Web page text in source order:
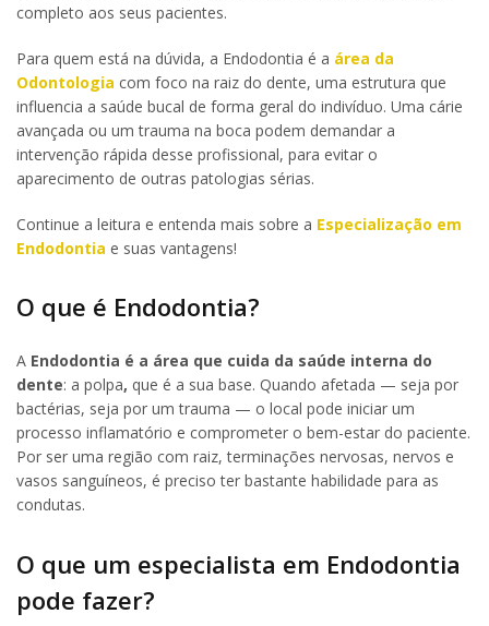
completo aos seus pacientes.
Para quem está na dúvida, a Endodontia é a área da
Odontologia com foco na raiz do dente, uma estrutura que
influencia a saúde bucal de forma geral do indivíduo. Uma cárie
avançada ou um trauma na boca podem demandar a
intervenção rápida desse profissional, para evitar o
aparecimento de outras patologias sérias.
Continue a leitura e entenda mais sobre a Especialização em
Endodontia e suas vantagens!
O que é Endodontia?
A Endodontia é a área que cuida da saúde interna do
dente: a polpa, que é a sua base. Quando afetada — seja por
bactérias, seja por um trauma — o local pode iniciar um
processo inflamatório e comprometer o bem-estar do paciente.
Por ser uma região com raiz, terminações nervosas, nervos e
vasos sanguíneos, é preciso ter bastante habilidade para as
condutas.
O que um especialista em Endodontia
pode fazer?